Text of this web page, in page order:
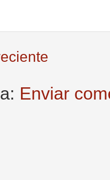
Enviar